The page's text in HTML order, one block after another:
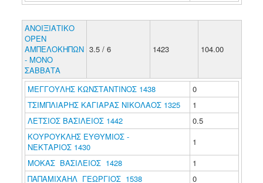
ΑΝΟΙΞΙΑΤΙΚΟ
ΟΡΕΝ
ΑΜΠΕΛΟΚΗΠΩΝ
- ΜΟΝΟ
ΣΑΒΒΑΤΑ
3.5 / 6 1423 104.00
ΜΕΓΓΟΥΛΗΣ ΚΩΝΣΤΑΝΤΙΝΟΣ 1438
0
ΤΣΙΜΠΛΙΑΡΗΣ ΚΑΓΙΑΡΑΣ ΝΙΚΟΛΑΟΣ 1325
1
ΛΕΤΣΙΟΣ ΒΑΣΙΛΕΙΟΣ 1442
0.5
ΚΟΥΡΟΥΚΛΗΣ ΕΥΘΥΜΙΟΣ -
ΝΕΚΤΑΡΙΟΣ 1430
1
ΜΟΚΑΣ ΒΑΣΙΛΕΙΟΣ 1428
1
ΠΑΠΑΜΙΧΑΗΛ ΓΕΩΡΓΙΟΣ 1538
0